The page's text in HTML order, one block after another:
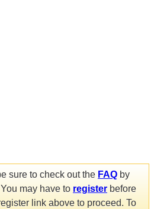
sure to check out the FAQ by
may have to register before
link above to proceed. To